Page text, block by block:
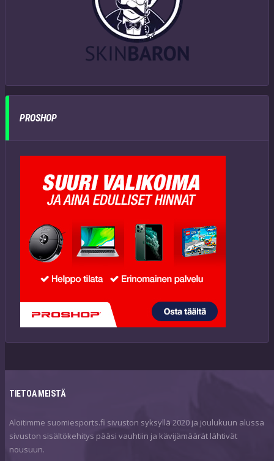
PROSHOP
TIETOA MEISTÄ
Aloitimme suomiesports.fi sivuston syksyllä 2020 ja joulukuun alussa
sivuston sisältökehitys pääsi vauhtiin ja kävijämäärät lähtivät
nousuun.